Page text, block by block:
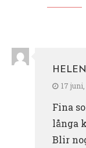
HELEN
17 juni,
Fina
långa
Blir